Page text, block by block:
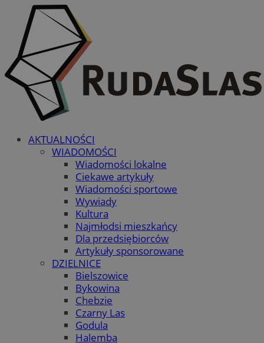
AKTUALNOŚCI
WIADOMOŚCI
Wiadomości lokalne
Ciekawe artykuły
Wiadomości sportowe
Wywiady
Kultura
Najmłodsi mieszkańcy
Dla przedsiębiorców
Artykuły sponsorowane
DZIELNICE
Bielszowice
Bykowina
Chebzie
Czarny Las
Godula
Halemba